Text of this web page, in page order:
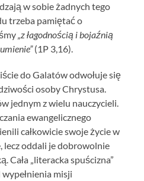
w sobie żadnych tego
trzeba pamiętać o
„z łagodnością i bojaźnią
(1P 3,16).
do Galatów odwołuje się
osoby Chrystusa.
jednym z wielu nauczycieli.
ewangelicznego
całkowicie swoje życie w
lecz oddali je dobrowolnie
Cała „literacka spuścizna”
misji